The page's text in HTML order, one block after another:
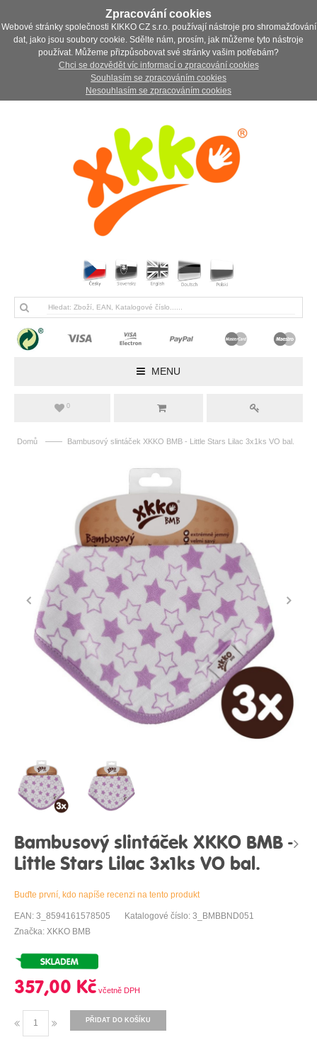
Zpracování cookies
Webové stránky společnosti KIKKO CZ s.r.o. používají nástroje pro shromažďování
dat, jako jsou soubory cookie. Sdělte nám, prosím, jak můžeme tyto nástroje
používat. Můžeme přizpůsobovat své stránky vašim potřebám?
Chci se dozvědět víc informací o zpracování cookies
Souhlasím se zpracováním cookies
Nesouhlasím se zpracováním cookies
MENU
0
Domů —— Bambusový slintáček XKKO BMB - Little Stars Lilac 3x1ks VO bal.
Bambusový slintáček XKKO BMB -
Little Stars Lilac 3x1ks VO bal.
Buďte první, kdo napíše recenzi na tento produkt
EAN: 3_8594161578505
Katalogové číslo: 3_BMBBND051
Značka: XKKO BMB
357,00 Kč
PŘIDAT DO KOŠÍKU